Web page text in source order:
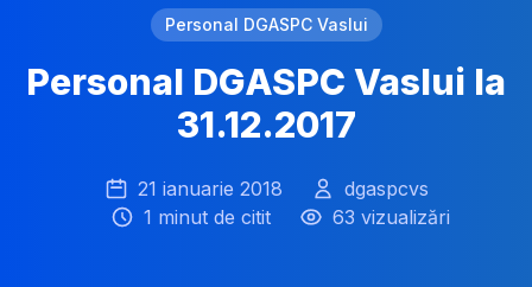
Personal DGASPC Vaslui
Personal DGASPC Vaslui la
31.12.2017
21 ianuarie 2018
dgaspcvs
1 minut de citit
63 vizualizări